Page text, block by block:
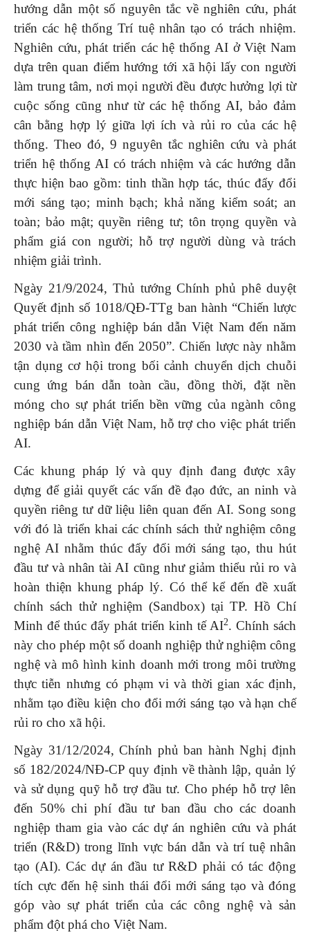
hướng dẫn một số nguyên tắc về nghiên cứu, phát
triển các hệ thống Trí tuệ nhân tạo có trách nhiệm.
Nghiên cứu, phát triển các hệ thống AI ở Việt Nam
dựa trên quan điểm hướng tới xã hội lấy con người
làm trung tâm, nơi mọi người đều được hưởng lợi từ
cuộc sống cũng như từ các hệ thống AI, bảo đảm
cân bằng hợp lý giữa lợi ích và rủi ro của các hệ
thống. Theo đó, 9 nguyên tắc nghiên cứu và phát
triển hệ thống AI có trách nhiệm và các hướng dẫn
thực hiện bao gồm: tinh thần hợp tác, thúc đẩy đổi
mới sáng tạo; minh bạch; khả năng kiểm soát; an
toàn; bảo mật; quyền riêng tư; tôn trọng quyền và
phẩm giá con người; hỗ trợ người dùng và trách
nhiệm giải trình.
Ngày 21/9/2024, Thủ tướng Chính phủ phê duyệt
Quyết định số 1018/QĐ-TTg ban hành “Chiến lược
phát triển công nghiệp bán dẫn Việt Nam đến năm
2030 và tầm nhìn đến 2050”. Chiến lược này nhằm
tận dụng cơ hội trong bối cảnh chuyển dịch chuỗi
cung ứng bán dẫn toàn cầu, đồng thời, đặt nền
móng cho sự phát triển bền vững của ngành công
nghiệp bán dẫn Việt Nam, hỗ trợ cho việc phát triển
AI.
Các khung pháp lý và quy định đang được xây
dựng để giải quyết các vấn đề đạo đức, an ninh và
quyền riêng tư dữ liệu liên quan đến AI. Song song
với đó là triển khai các chính sách thử nghiệm công
nghệ AI nhằm thúc đẩy đổi mới sáng tạo, thu hút
đầu tư và nhân tài AI cũng như giảm thiểu rủi ro và
hoàn thiện khung pháp lý. Có thể kể đến đề xuất
chính sách thử nghiệm (Sandbox) tại TP. Hồ Chí
Minh để thúc đẩy phát triển kinh tế AI2. Chính sách
này cho phép một số doanh nghiệp thử nghiệm công
nghệ và mô hình kinh doanh mới trong môi trường
thực tiễn nhưng có phạm vi và thời gian xác định,
nhằm tạo điều kiện cho đổi mới sáng tạo và hạn chế
rủi ro cho xã hội.
Ngày 31/12/2024, Chính phủ ban hành Nghị định
số 182/2024/NĐ-CP quy định về thành lập, quản lý
và sử dụng quỹ hỗ trợ đầu tư. Cho phép hỗ trợ lên
đến 50% chi phí đầu tư ban đầu cho các doanh
nghiệp tham gia vào các dự án nghiên cứu và phát
triển (R&D) trong lĩnh vực bán dẫn và trí tuệ nhân
tạo (AI). Các dự án đầu tư R&D phải có tác động
tích cực đến hệ sinh thái đổi mới sáng tạo và đóng
góp vào sự phát triển của các công nghệ và sản
phẩm đột phá cho Việt Nam.